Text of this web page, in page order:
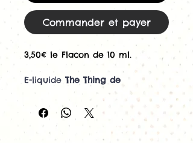
Commander et payer
3,50€ le Flacon de 10 ml.
E-liquide The Thing de
pour cigarette
électronique
The Thing
est un mélange